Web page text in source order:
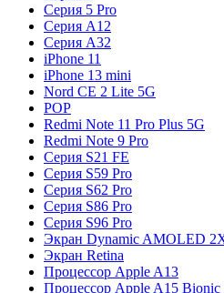
Серия 5 Pro
Серия A12
Серия A32
iPhone 11
iPhone 13 mini
Nord CE 2 Lite 5G
POP
Redmi Note 11 Pro Plus 5G
Redmi Note 9 Pro
Серия S21 FE
Серия S59 Pro
Серия S62 Pro
Серия S86 Pro
Серия S96 Pro
Экран Dynamic AMOLED
Экран Retina
Процессор Apple A13
Процессор Apple A15 Bionic